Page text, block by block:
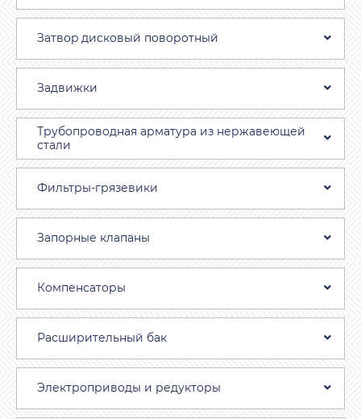
Затвоp дискoвый пoвoротный
Задвижки
Трубопроводная aрматура из нержавеющей
стали
Фильтры-грязевики
Запорные клапаны
Компенсаторы
Расширительный бак
Электроприводы и редукторы